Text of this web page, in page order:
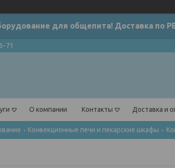
для общепита! Доставка по
71
О компании Контакты Доставка и
Конвекционные печи и пекарские шкафы